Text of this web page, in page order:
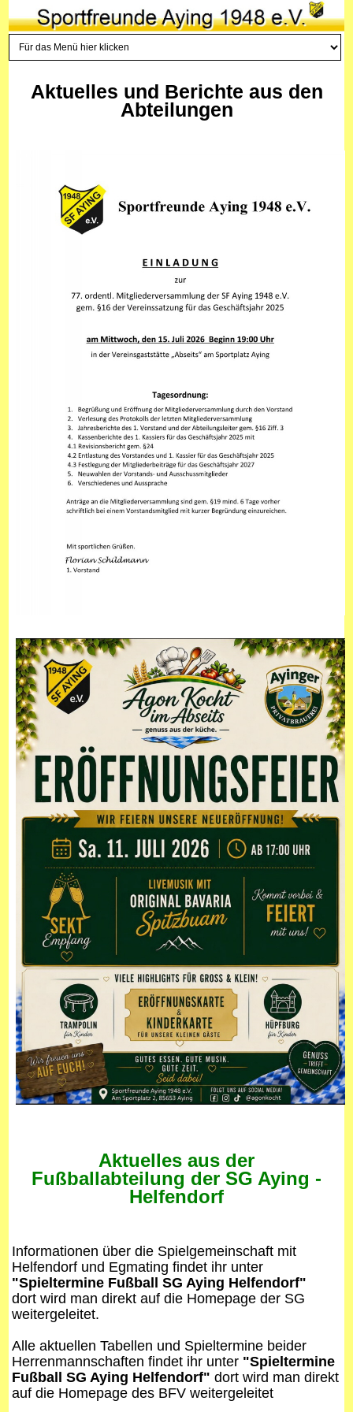
Aktuelles und Berichte aus den
Abteilungen
Aktuelles aus der
Fußballabteilung der SG Aying -
Helfendorf
Informationen über die Spielgemeinschaft mit
Helfendorf und Egmating findet ihr unter
"Spieltermine Fußball SG Aying Helfendorf"
dort wird man direkt auf die Homepage der SG
weitergeleitet.
Alle aktuellen Tabellen und Spieltermine beider
Herrenmannschaften findet ihr unter "Spieltermine
Fußball SG Aying Helfendorf" dort wird man direkt
auf die Homepage des BFV weitergeleitet